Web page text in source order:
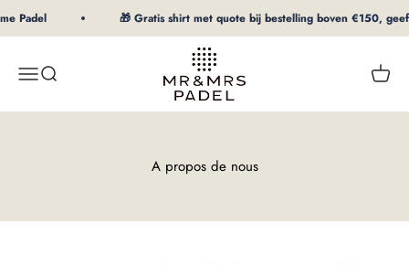
Au contenu
Padel 🎁 Gratis shirt met quote bij bestelling boven €150,
MenuRecherche
mrpadel.com
A propos de nous